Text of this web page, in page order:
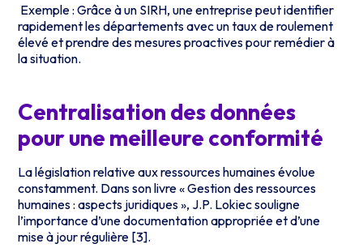
Exemple : Grâce à un SIRH, une entreprise peut identifier
rapidement les départements avec un taux de roulement
élevé et prendre des mesures proactives pour remédier à
la situation.
Centralisation des données
pour une meilleure conformité
La législation relative aux ressources humaines évolue
constamment. Dans son livre « Gestion des ressources
humaines : aspects juridiques », J.P. Lokiec souligne
l’importance d’une documentation appropriée et d’une
mise à jour régulière [3].